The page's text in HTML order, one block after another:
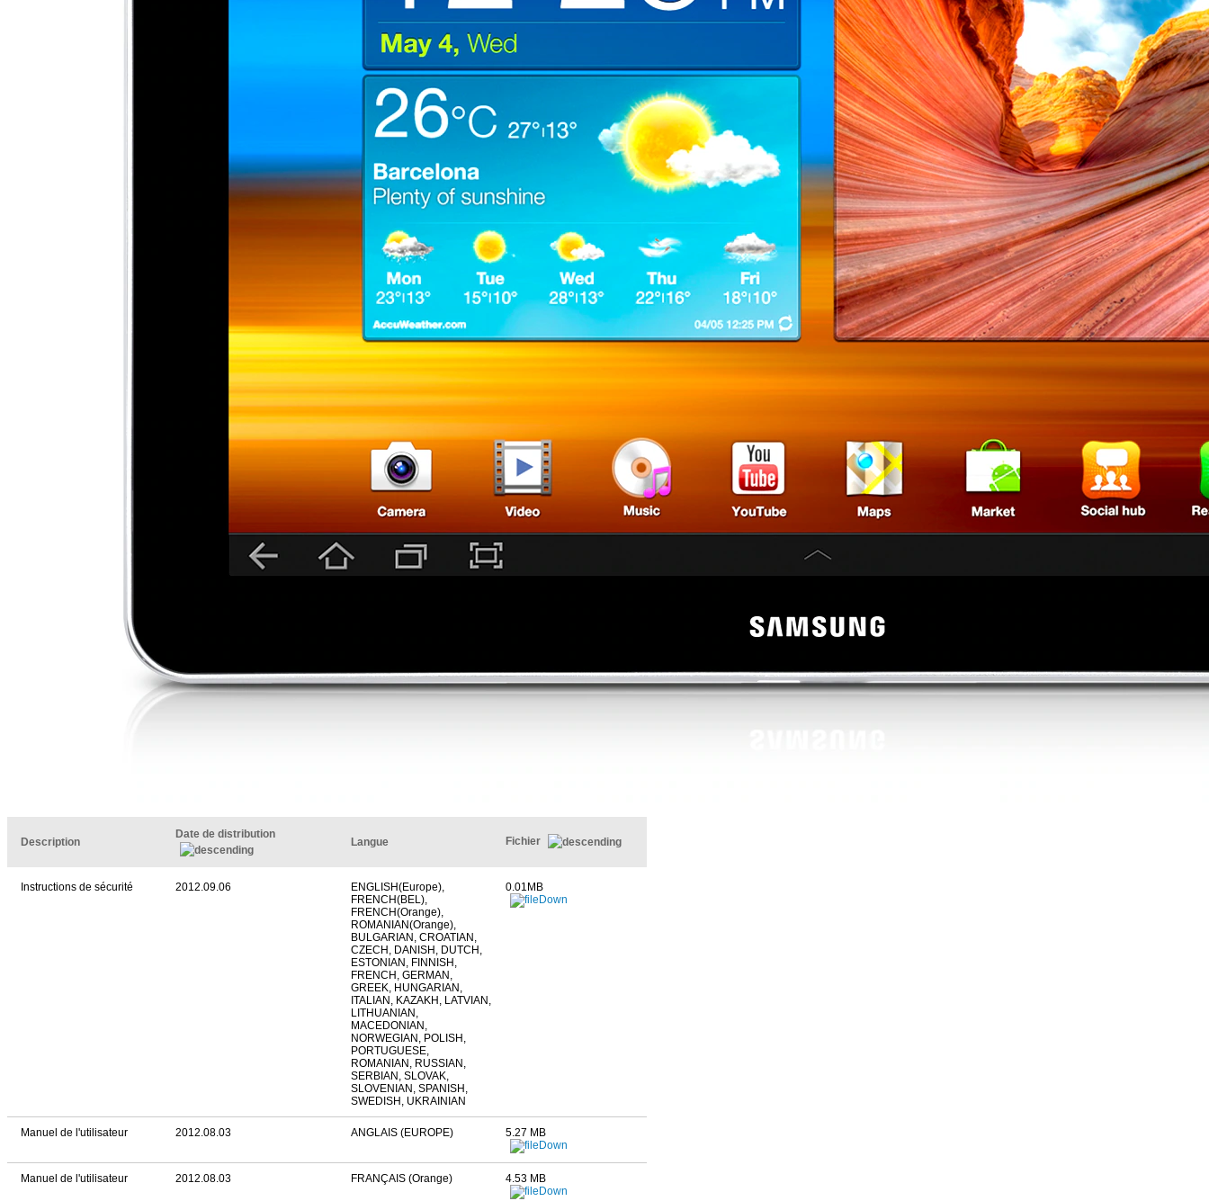
Description
Date de distribution
Langue Fichier
Instructions de sécurité 2012.09.06
ENGLISH(Europe),
FRENCH(BEL),
FRENCH(Orange),
ROMANIAN(Orange),
BULGARIAN, CROATIAN,
CZECH, DANISH, DUTCH,
ESTONIAN, FINNISH,
FRENCH, GERMAN,
GREEK, HUNGARIAN,
ITALIAN, KAZAKH, LATVIAN,
LITHUANIAN,
MACEDONIAN,
NORWEGIAN, POLISH,
PORTUGUESE,
ROMANIAN, RUSSIAN,
SERBIAN, SLOVAK,
SLOVENIAN, SPANISH,
SWEDISH, UKRAINIAN
0.01MB
Manuel de l'utilisateur 2012.08.03 ANGLAIS (EUROPE) 5.27 MB
Manuel de l'utilisateur 2012.08.03 FRANÇAIS (Orange) 4.53 MB